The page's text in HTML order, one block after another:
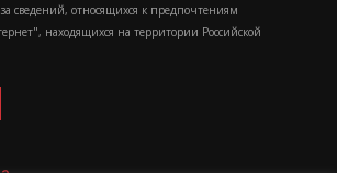
сведений, относящихся к предпочтениям
находящихся на территории Российской